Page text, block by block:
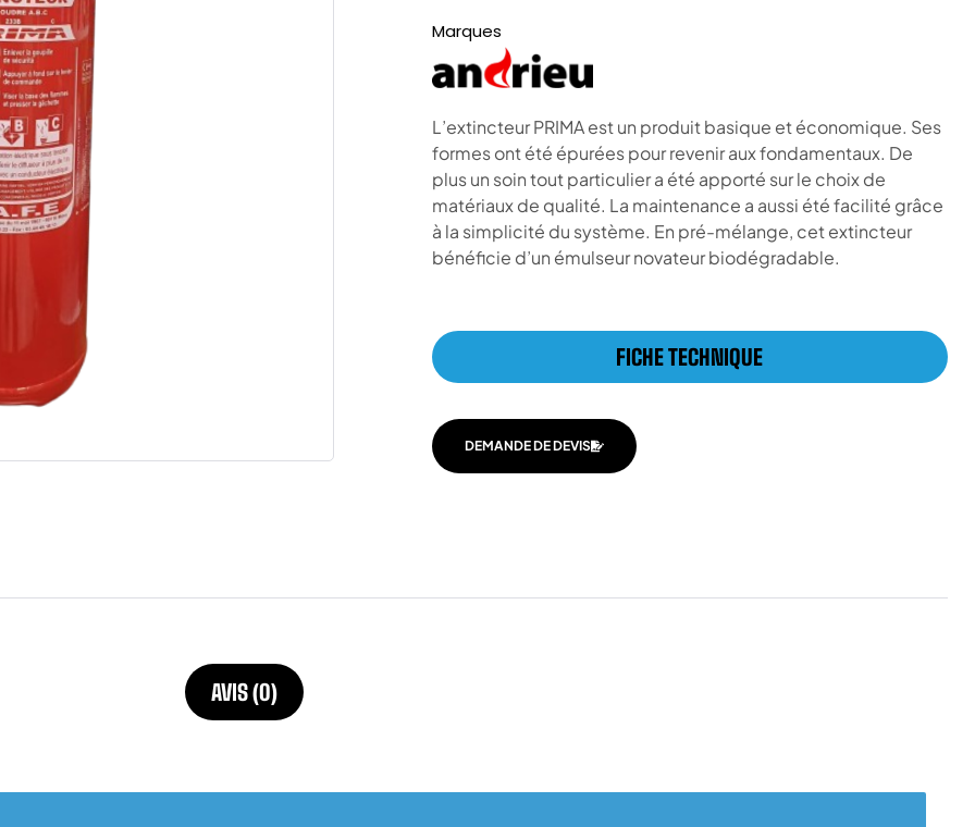
Marques
L’extincteur PRIMA est un produit basique et économique. Ses
formes ont été épurées pour revenir aux fondamentaux. De
plus un soin tout particulier a été apporté sur le choix de
matériaux de qualité. La maintenance a aussi été facilité grâce
à la simplicité du système. En pré-mélange, cet extincteur
bénéficie d’un émulseur novateur biodégradable.
FICHE TECHNIQUE
DEMANDE DE DEVIS
AVIS (0)